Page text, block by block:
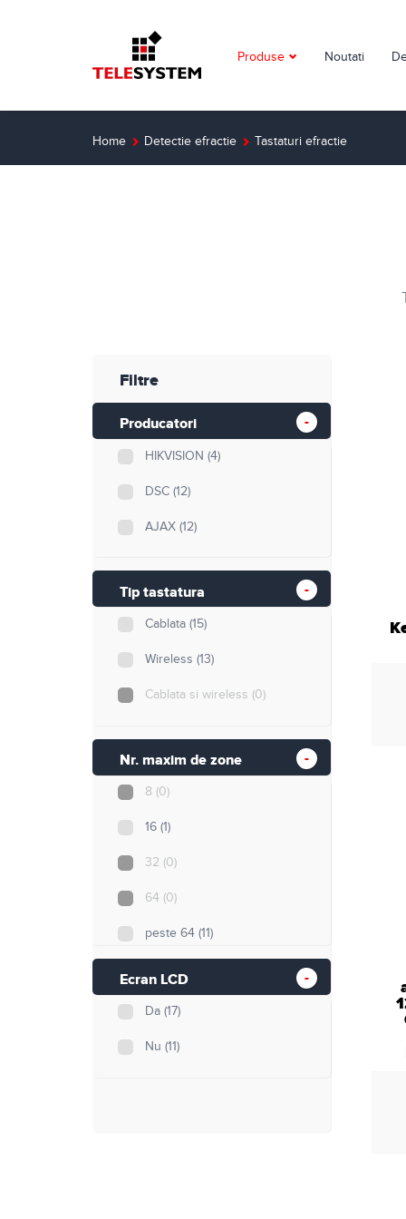
Produse
Detectie incendiu
Retelistica
Noutati
Home Detectie efractie Tastaturi efractie
Filtre
Producatori
HIKVISION (4)
DSC (12)
AJAX (12)
Tip tastatura
Cablata (15)
Wireless (13)
Cablata si wireless (0)
Nr. maxim de zone
8 (0)
16 (1)
32 (0)
64 (0)
peste 64 (11)
Ecran LCD
Da (17)
Nu (11)